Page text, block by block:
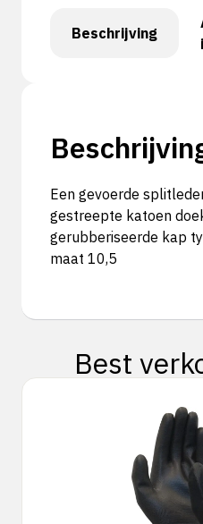
Beschrijving
Een gevoerde
gestreepte katoen
gerubberiseerde kap
maat 10,5
Best